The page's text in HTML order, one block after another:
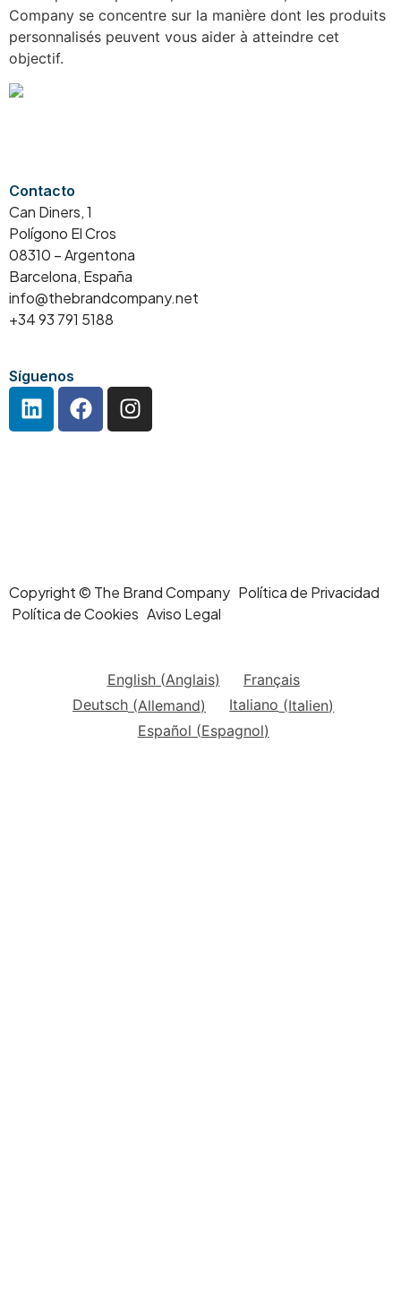
Company se concentre sur la manière dont les produits
personnalisés peuvent vous aider à atteindre cet
objectif.
Contacto
Can Diners, 1
Polígono El Cros
08310 – Argentona
Barcelona, España
info@thebrandcompany.net
+34 93 791 5188
Síguenos
Copyright © The Brand Company Política de Privacidad
Política de Cookies Aviso Legal
English(Anglais)
Français
Deutsch (Allemand) Italiano (Italien)
Español (Espagnol)